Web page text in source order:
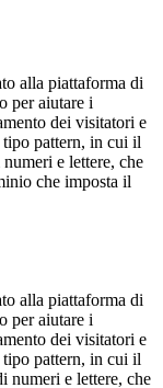
alla piattaforma di
per aiutare i
dei visitatori e
pattern, in cui il
e lettere, che
che imposta il
alla piattaforma di
per aiutare i
dei visitatori e
pattern, in cui il
numeri e lettere, che